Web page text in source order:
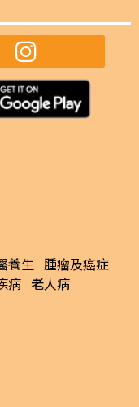
養生 腫瘤及癌症
病 老人病